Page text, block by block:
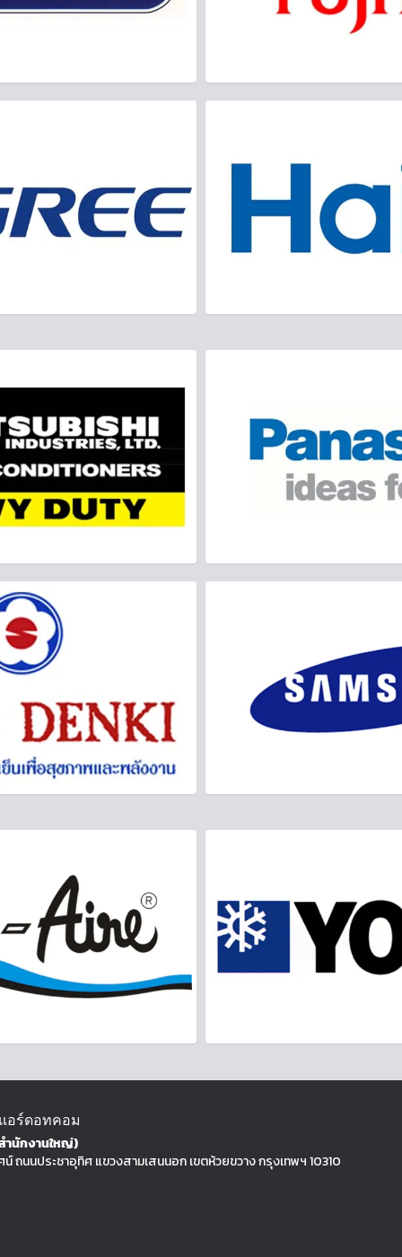
อร์ดอทคอม
ำนักงานใหญ่)
ถนนประชาอุทิศ แขวงสามเสนนอก เขตห้วยขวาง กรุงเทพฯ 10310